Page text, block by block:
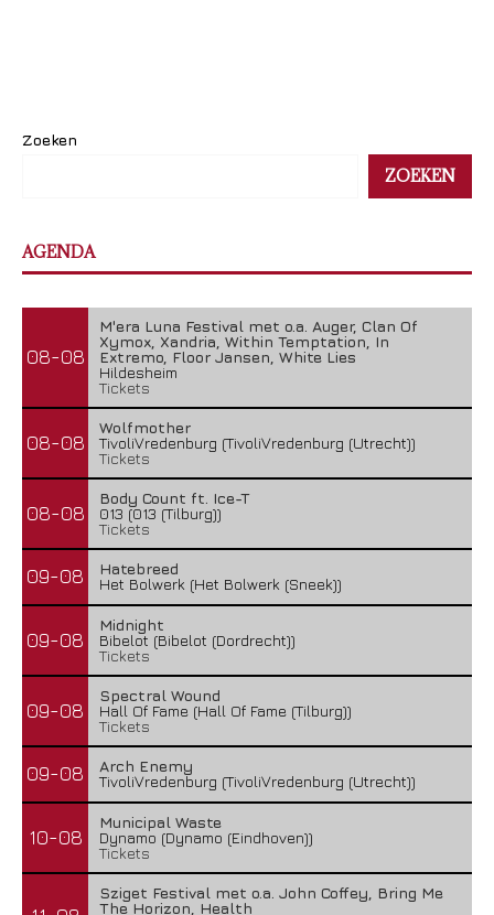
Zoeken
ZOEKEN
AGENDA
08-08
M'era Luna Festival met o.a. Auger, Clan Of
Xymox, Xandria, Within Temptation, In
Extremo, Floor Jansen, White Lies
Hildesheim
Tickets
08-08
Wolfmother
TivoliVredenburg (TivoliVredenburg (Utrecht))
Tickets
08-08
Body Count ft. Ice-T
013 (013 (Tilburg))
Tickets
09-08
Hatebreed
Het Bolwerk (Het Bolwerk (Sneek))
09-08
Midnight
Bibelot (Bibelot (Dordrecht))
Tickets
09-08
Spectral Wound
Hall Of Fame (Hall Of Fame (Tilburg))
Tickets
09-08
Arch Enemy
TivoliVredenburg (TivoliVredenburg (Utrecht))
10-08
Municipal Waste
Dynamo (Dynamo (Eindhoven))
Tickets
Sziget Festival met o.a. John Coffey, Bring Me
The Horizon, Health